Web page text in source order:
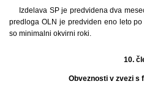
Izdelava SP je predvidena dva
predloga OLN je predviden eno leto
so minimalni okvirni roki.
10.
Obveznosti v zvezi s